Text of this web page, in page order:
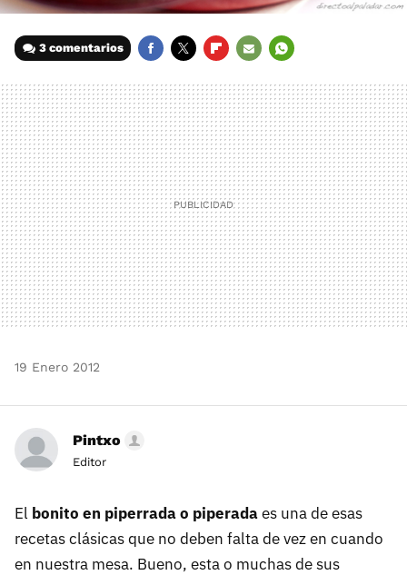
3 comentarios
MAIL
19 Enero 2012
Pintxo
Editor
El bonito en piperrada o piperadaes una de esas
recetas clásicas que no deben falta de vez en cuando
en nuestra mesa. Bueno, esta o muchas de sus